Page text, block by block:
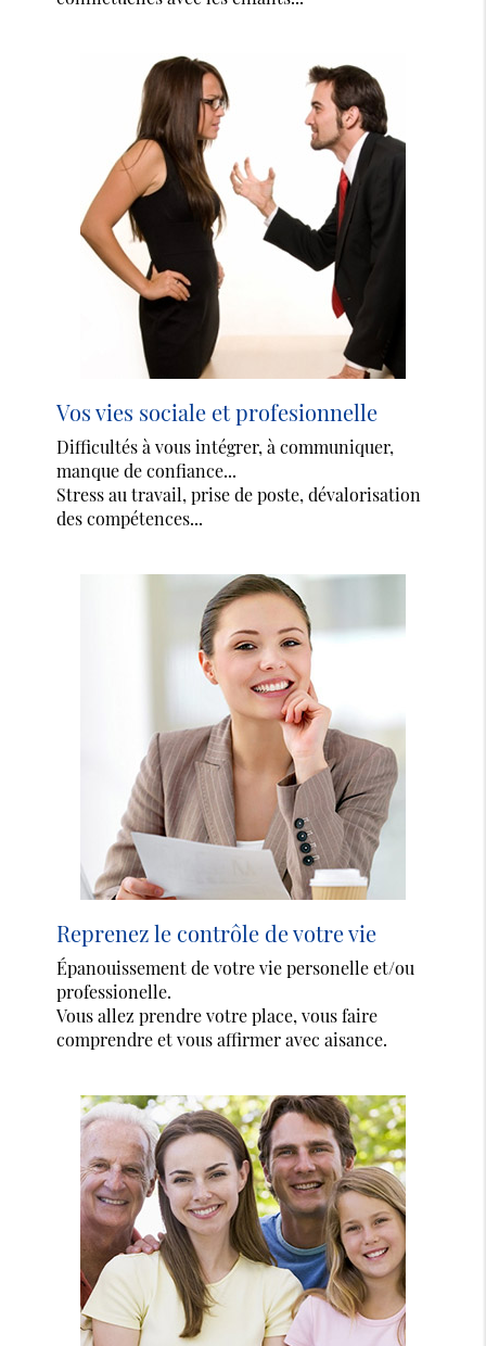
Vos vies sociale et profesionnelle
Difficultés à vous intégrer, à communiquer,
manque de confiance...
Stress au travail, prise de poste, dévalorisation
des compétences...
Reprenez le contrôle de votre vie
Épanouissement de votre vie personelle et/ou
professionelle.
Vous allez prendre votre place, vous faire
comprendre et vous affirmer avec aisance.